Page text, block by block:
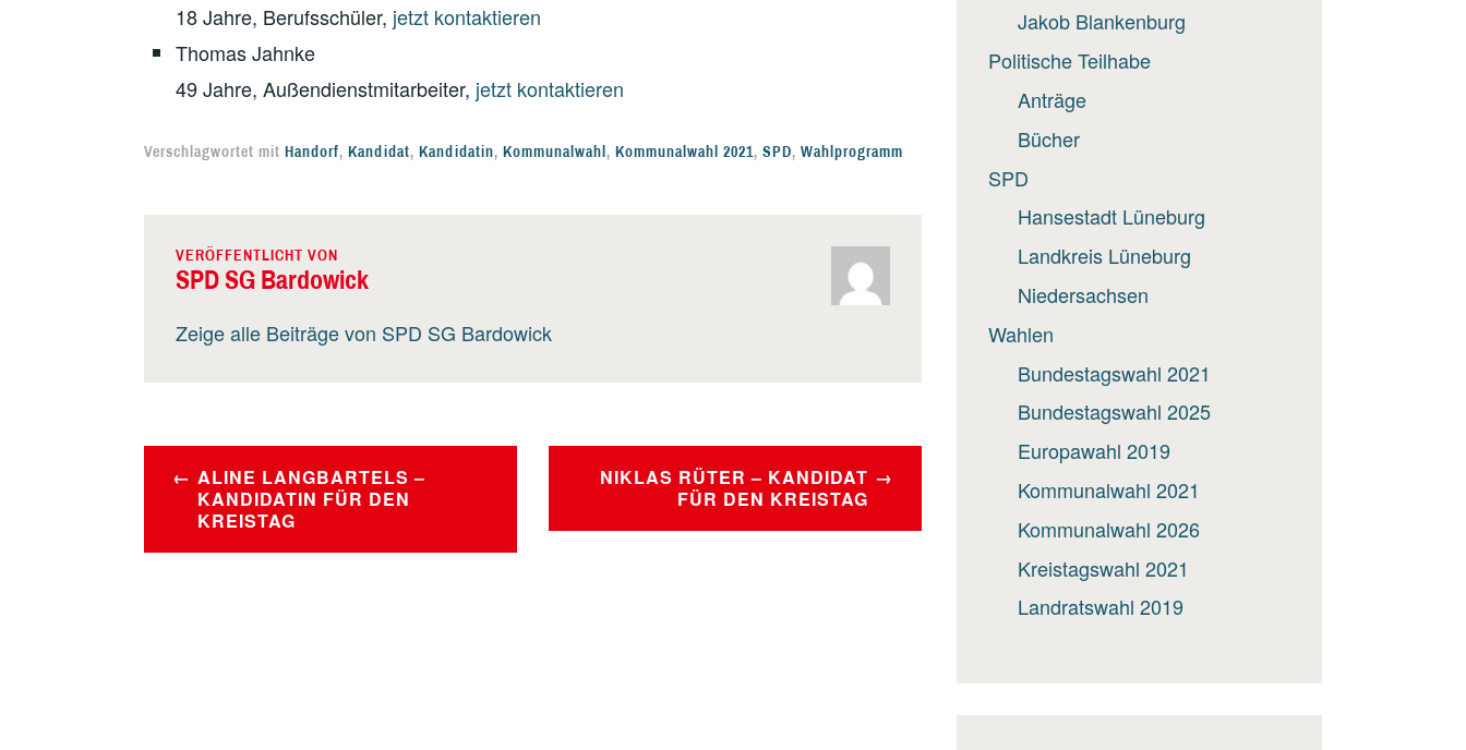
18 Jahre, Berufsschüler, jetzt kontaktieren
Thomas Jahnke
49 Jahre, Außendienstmitarbeiter, jetzt kontaktieren
Verschlagwortet mit Handorf, Kandidat, Kandidatin, Kommunalwahl , Kommunalwahl 2021, SPD, Wahlprogramm
VERÖFFENTLICHT VON
SPD SG Bardowick
Zeige alle Beiträge von SPD SG Bardowick
BEITRAGSNAVIGATION
ALINE LANGBARTELS –
KANDIDATIN FÜR DEN
KREISTAG
NIKLAS RÜTER – KANDIDAT
FÜR DEN KREISTAG
Jakob Blankenburg
Politische Teilhabe
Anträge
Bücher
SPD
Hansestadt Lüneburg
Landkreis Lüneburg
Niedersachsen
Wahlen
Bundestagswahl 2021
Bundestagswahl 2025
Europawahl 2019
Kommunalwahl 2021
Kommunalwahl 2026
Kreistagswahl 2021
Landratswahl 2019